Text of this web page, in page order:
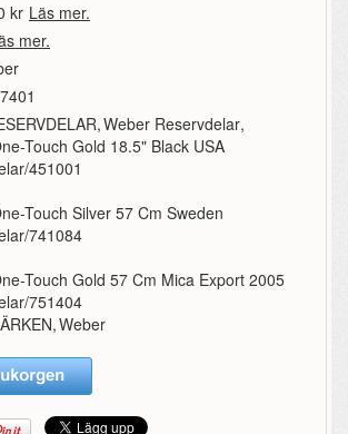
kr Läs mer.
mer.
7401
,Weber Reservdelar,
Touch Gold 18.5" Black USA
451001
Touch Silver 57 Cm Sweden
741084
Touch Gold 57 Cm Mica Export 2005
751404
,Weber